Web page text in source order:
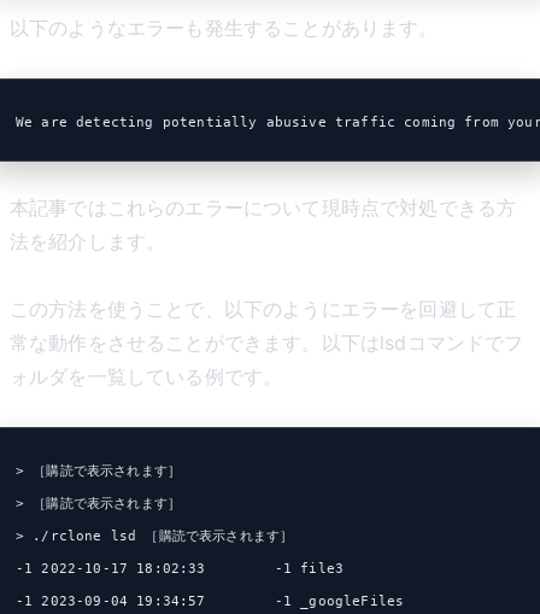
以下のようなエラーも発生することがあります。
We are detecting potentially abusive traffic coming from
本記事ではこれらのエラーについて現時点で対処できる方
法を紹介します。
この方法を使うことで、以下のようにエラーを回避して正
常な動作をさせることができます。以下はlsdコマンドでフ
ォルダを一覧している例です。
> ［購読で表示されます］
> ［購読で表示されます］
> ./rclone lsd ［購読で表示されます］
-1 2022-10-17 18:02:33        -1 file3
-1 2023-09-04 19:34:57        -1 _googleFiles